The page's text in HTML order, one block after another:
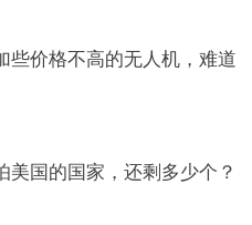
些价格不高的无人机，难道
美国的国家，还剩多少个？